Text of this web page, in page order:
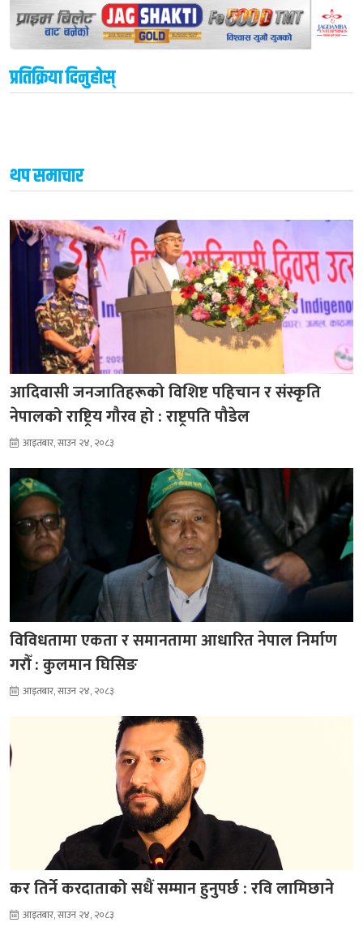
प्रतिक्रिया दिनुहोस्
थप समाचार
आदिवासी जनजातिहरूको विशिष्ट पहिचान र संस्कृति
नेपालको राष्ट्रिय गौरव हो : राष्ट्रपति पौडेल
आइतबार, साउन २४, २०८३
विविधतामा एकता र समानतामा आधारित नेपाल निर्माण
गरौँ : कुलमान घिसिङ
आइतबार, साउन २४, २०८३
कर तिर्ने करदाताको सधैं सम्मान हुनुपर्छ : रवि लामिछाने
आइतबार, साउन २४, २०८३